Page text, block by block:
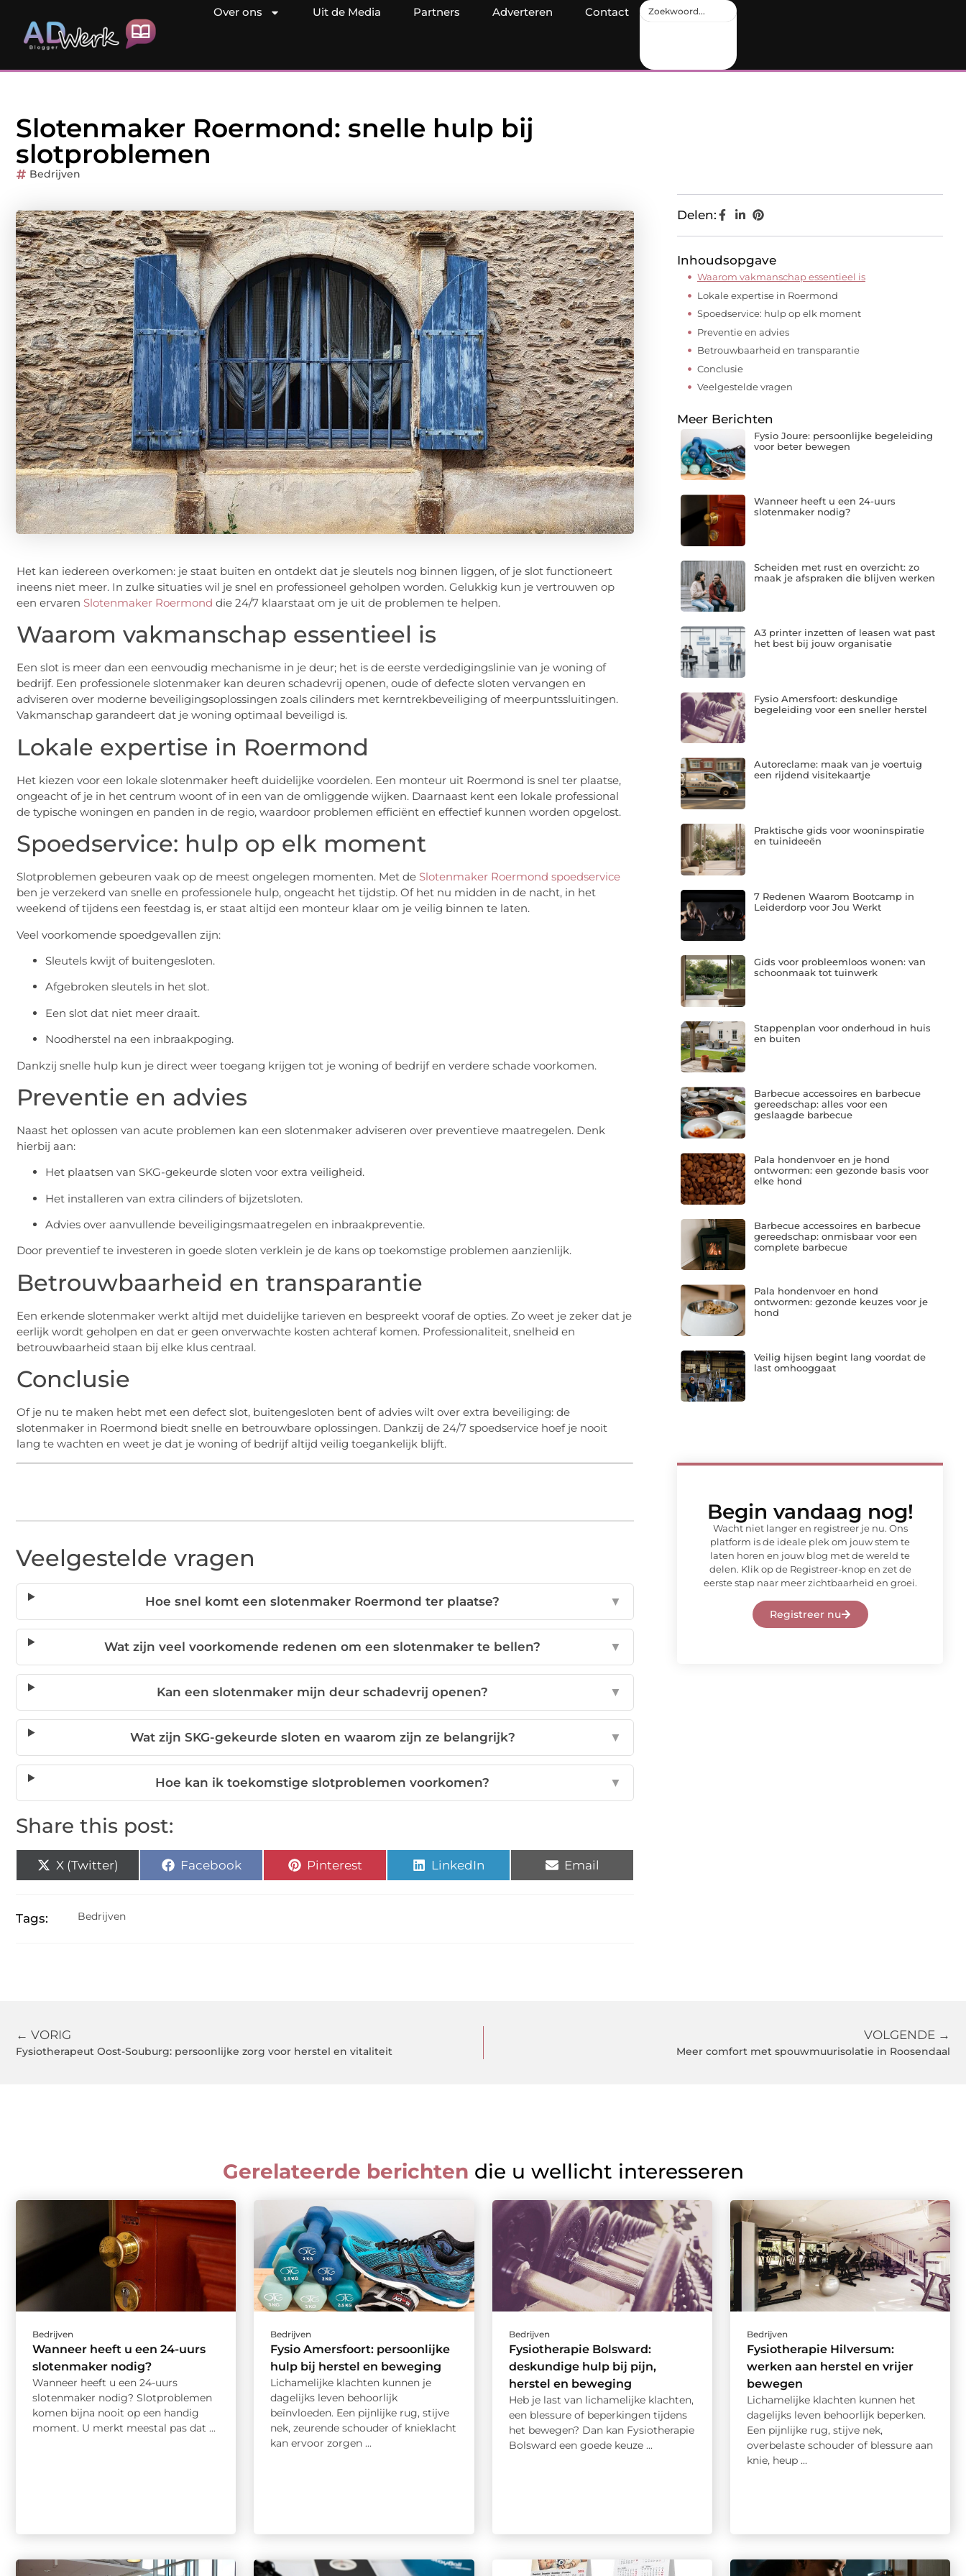
Over ons Uit de Media Partners Adverteren Contact
Slotenmaker Roermond: snelle hulp bij
slotproblemen
Bedrijven
Het kan iedereen overkomen: je staat buiten en ontdekt dat je sleutels nog binnen liggen, of je slot functioneert
ineens niet meer. In zulke situaties wil je snel en professioneel geholpen worden. Gelukkig kun je vertrouwen op
een ervaren Slotenmaker Roermond die 24/7 klaarstaat om je uit de problemen te helpen.
Waarom vakmanschap essentieel is
Een slot is meer dan een eenvoudig mechanisme in je deur; het is de eerste verdedigingslinie van je woning of
bedrijf. Een professionele slotenmaker kan deuren schadevrij openen, oude of defecte sloten vervangen en
adviseren over moderne beveiligingsoplossingen zoals cilinders met kerntrekbeveiliging of meerpuntssluitingen.
Vakmanschap garandeert dat je woning optimaal beveiligd is.
Lokale expertise in Roermond
Het kiezen voor een lokale slotenmaker heeft duidelijke voordelen. Een monteur uit Roermond is snel ter plaatse,
ongeacht of je in het centrum woont of in een van de omliggende wijken. Daarnaast kent een lokale professional
de typische woningen en panden in de regio, waardoor problemen efficiënt en effectief kunnen worden opgelost.
Spoedservice: hulp op elk moment
Slotproblemen gebeuren vaak op de meest ongelegen momenten. Met de Slotenmaker Roermond spoedservice
ben je verzekerd van snelle en professionele hulp, ongeacht het tijdstip. Of het nu midden in de nacht, in het
weekend of tijdens een feestdag is, er staat altijd een monteur klaar om je veilig binnen te laten.
Veel voorkomende spoedgevallen zijn:
Sleutels kwijt of buitengesloten.
Afgebroken sleutels in het slot.
Een slot dat niet meer draait.
Noodherstel na een inbraakpoging.
Dankzij snelle hulp kun je direct weer toegang krijgen tot je woning of bedrijf en verdere schade voorkomen.
Preventie en advies
Naast het oplossen van acute problemen kan een slotenmaker adviseren over preventieve maatregelen. Denk
hierbij aan:
Het plaatsen van SKG-gekeurde sloten voor extra veiligheid.
Het installeren van extra cilinders of bijzetsloten.
Advies over aanvullende beveiligingsmaatregelen en inbraakpreventie.
Door preventief te investeren in goede sloten verklein je de kans op toekomstige problemen aanzienlijk.
Betrouwbaarheid en transparantie
Een erkende slotenmaker werkt altijd met duidelijke tarieven en bespreekt vooraf de opties. Zo weet je zeker dat je
eerlijk wordt geholpen en dat er geen onverwachte kosten achteraf komen. Professionaliteit, snelheid en
betrouwbaarheid staan bij elke klus centraal.
Conclusie
Of je nu te maken hebt met een defect slot, buitengesloten bent of advies wilt over extra beveiliging: de
slotenmaker in Roermond biedt snelle en betrouwbare oplossingen. Dankzij de 24/7 spoedservice hoef je nooit
lang te wachten en weet je dat je woning of bedrijf altijd veilig toegankelijk blijft.
Veelgestelde vragen
Hoe snel komt een slotenmaker Roermond ter plaatse? ▼
Wat zijn veel voorkomende redenen om een slotenmaker te bellen? ▼
Kan een slotenmaker mijn deur schadevrij openen? ▼
Wat zijn SKG-gekeurde sloten en waarom zijn ze belangrijk? ▼
Hoe kan ik toekomstige slotproblemen voorkomen? ▼
Share this post:
X (Twitter) Facebook Pinterest LinkedIn Email
Tags: Bedrijven
Delen:
Inhoudsopgave
Waarom vakmanschap essentieel is
Lokale expertise in Roermond
Spoedservice: hulp op elk moment
Preventie en advies
Betrouwbaarheid en transparantie
Conclusie
Veelgestelde vragen
Meer Berichten
Fysio Joure: persoonlijke begeleiding
voor beter bewegen
Wanneer heeft u een 24-uurs
slotenmaker nodig?
Scheiden met rust en overzicht: zo
maak je afspraken die blijven werken
A3 printer inzetten of leasen wat past
het best bij jouw organisatie
Fysio Amersfoort: deskundige
begeleiding voor een sneller herstel
Autoreclame: maak van je voertuig
een rijdend visitekaartje
Praktische gids voor wooninspiratie
en tuinideeën
7 Redenen Waarom Bootcamp in
Leiderdorp voor Jou Werkt
Gids voor probleemloos wonen: van
schoonmaak tot tuinwerk
Stappenplan voor onderhoud in huis
en buiten
Barbecue accessoires en barbecue
gereedschap: alles voor een
geslaagde barbecue
Pala hondenvoer en je hond
ontwormen: een gezonde basis voor
elke hond
Barbecue accessoires en barbecue
gereedschap: onmisbaar voor een
complete barbecue
Pala hondenvoer en hond
ontwormen: gezonde keuzes voor je
hond
Veilig hijsen begint lang voordat de
last omhooggaat
Begin vandaag nog!
Wacht niet langer en registreer je nu. Ons
platform is de ideale plek om jouw stem te
laten horen en jouw blog met de wereld te
delen. Klik op de Registreer-knop en zet de
eerste stap naar meer zichtbaarheid en groei.
Registreer nu
← VORIG
Fysiotherapeut Oost-Souburg: persoonlijke zorg voor herstel en vitaliteit
VOLGENDE →
Meer comfort met spouwmuurisolatie in Roosendaal
Gerelateerde berichten die u wellicht interesseren
Bedrijven
Wanneer heeft u een 24-uurs
slotenmaker nodig?
Wanneer heeft u een 24-uurs
slotenmaker nodig? Slotproblemen
komen bijna nooit op een handig
moment. U merkt meestal pas dat ...
Bedrijven
Fysio Amersfoort: persoonlijke
hulp bij herstel en beweging
Lichamelijke klachten kunnen je
dagelijks leven behoorlijk
beïnvloeden. Een pijnlijke rug, stijve
nek, zeurende schouder of knieklacht
kan ervoor zorgen ...
Bedrijven
Fysiotherapie Bolsward:
deskundige hulp bij pijn,
herstel en beweging
Heb je last van lichamelijke klachten,
een blessure of beperkingen tijdens
het bewegen? Dan kan Fysiotherapie
Bolsward een goede keuze ...
Bedrijven
Fysiotherapie Hilversum:
werken aan herstel en vrijer
bewegen
Lichamelijke klachten kunnen het
dagelijks leven behoorlijk beperken.
Een pijnlijke rug, stijve nek,
overbelaste schouder of blessure aan
knie, heup ...